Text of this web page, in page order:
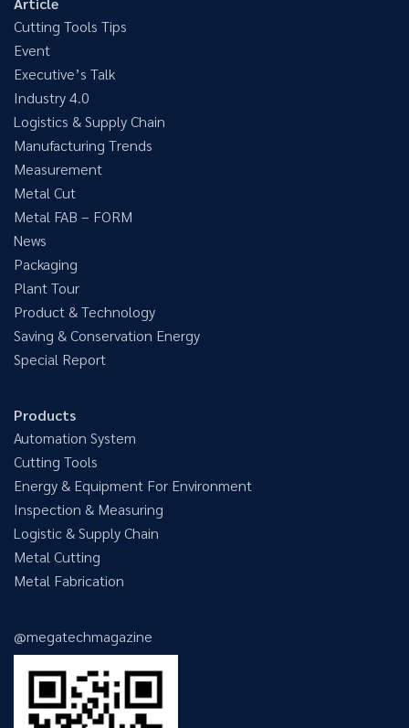
Cutting Tools Tips
Event
Executive’s Talk
Industry 4.0
Logistics & Supply Chain
Manufacturing Trends
Measurement
Metal Cut
Metal FAB – FORM
News
Packaging
Plant Tour
Product & Technology
Saving & Conservation Energy
Special Report
Products
Automation System
Cutting Tools
Energy & Equipment For Environment
Inspection & Measuring
Logistic & Supply Chain
Metal Cutting
Metal Fabrication
@megatechmagazine